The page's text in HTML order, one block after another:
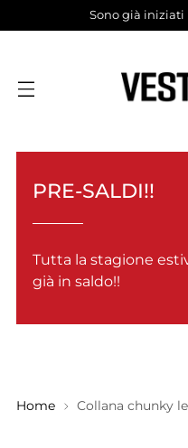
Sono già iniziati
PRE-SALDI!!
Tutta la stagione
già in saldo!!
Home Collana chunky